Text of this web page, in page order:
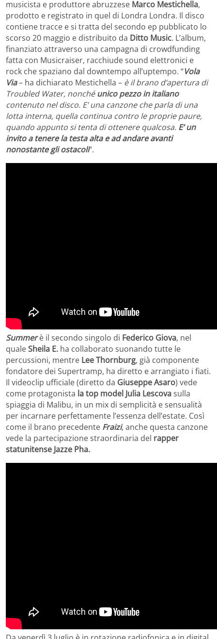
musicista e produttore abruzzese Marco Mestichella,
prodotto e registrato in quel di Londra Londra. Il disco
contiene tracce e si tratta del secondo ep pubblicato lo
scorso 20 maggio e distribuito da Ditto Music. L’album,
finanziato attraverso una campagna di crowdfunding
fatta con Musicraiser, racchiude sound elettronici e
rock che spaziano dal downtempo all’uptempo. “Vola
Via– ha dichiarato Mestichella – è il brano d’apertura di
Troubled Water, nonché unico pezzo in italiano
contenuto nel disco. E’ una canzone che parla di una
lotta interna, quella continua contro le proprie paure,
quando appunto si tenta di ottenere qualcosa. E’ un
invito a tenere la testa alta e ad andare avanti
nonostante gli ostacoli“.
Summerè il secondo singolo di Federico Giova, nel
qualeSheila E. ha collaborato suonando tutte le
percussioni, mentre Lee Thornburg, già componente
fondatore dei Supertramp, ha diretto e arrangiato i fiati.
Il videoclip ufficiale (diretto da Giuseppe Asaro) vede
come protagonista la top model Julia Lescovasulla
spiaggia di Malibu, in un mix di semplicità e sensualità
per incarnare perfettamente l’essenza dell’estate. Così
come il brano precedente Fraizi, anche questa canzone
vede la partecipazione straordinaria del rapper
statunitense Jazze Pha.